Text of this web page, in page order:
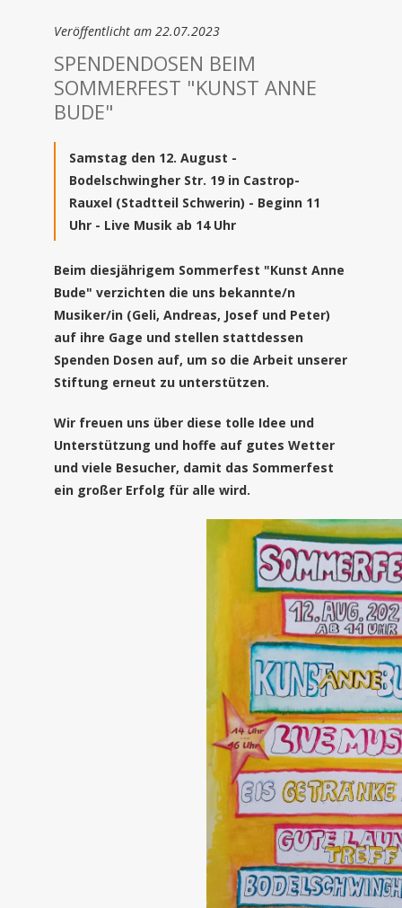
Veröffentlicht am 22.07.2023
SPENDENDOSEN BEIM
SOMMERFEST "KUNST ANNE
BUDE"
Samstag den 12. August -
Bodelschwingher Str. 19 in Castrop-
Rauxel (Stadtteil Schwerin) - Beginn 11
Uhr - Live Musik ab 14 Uhr
Beim diesjährigem Sommerfest "Kunst Anne
Bude" verzichten die uns bekannte/n
Musiker/in (Geli, Andreas, Josef und Peter)
auf ihre Gage und stellen stattdessen
Spenden Dosen auf, um so die Arbeit unserer
Stiftung erneut zu unterstützen.
Wir freuen uns über diese tolle Idee und
Unterstützung und hoffe auf gutes Wetter
und viele Besucher, damit das Sommerfest
ein großer Erfolg für alle wird.